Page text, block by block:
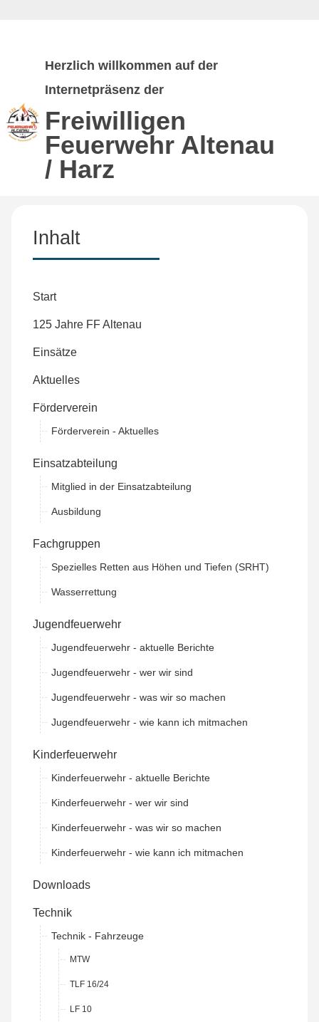
Herzlich willkommen auf der
Internetpräsenz der
Freiwilligen
Feuerwehr Altenau
/ Harz
Inhalt
Start
125 Jahre FF Altenau
Einsätze
Aktuelles
Förderverein
Förderverein - Aktuelles
Einsatzabteilung
Mitglied in der Einsatzabteilung
Ausbildung
Fachgruppen
Spezielles Retten aus Höhen und Tiefen (SRHT)
Wasserrettung
Jugendfeuerwehr
Jugendfeuerwehr - aktuelle Berichte
Jugendfeuerwehr - wer wir sind
Jugendfeuerwehr - was wir so machen
Jugendfeuerwehr - wie kann ich mitmachen
Kinderfeuerwehr
Kinderfeuerwehr - aktuelle Berichte
Kinderfeuerwehr - wer wir sind
Kinderfeuerwehr - was wir so machen
Kinderfeuerwehr - wie kann ich mitmachen
Downloads
Technik
Technik - Fahrzeuge
MTW
TLF 16/24
LF 10